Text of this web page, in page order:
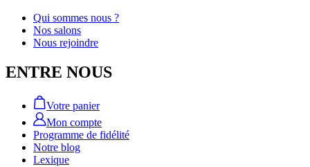
Qui sommes nous ?
Nos salons
Nous rejoindre
ENTRE NOUS
Votre panier
Mon compte
Programme de fidélité
Notre blog
Lexique